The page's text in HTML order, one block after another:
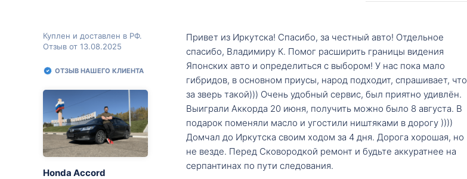
Куплен и доставлен в РФ.
Отзыв от 13.08.2025
ОТЗЫВ НАШЕГО КЛИЕНТА
Honda Accord
Привет из Иркутска! Спасибо, за честный авто! Отдельное
спасибо, Владимиру К. Помог расширить границы видения
Японских авто и определиться с выбором! У нас пока мало
гибридов, в основном приусы, народ подходит, спрашивает, что
за зверь такой))) Очень удобный сервис, был приятно удивлён.
Выиграли Аккорда 20 июня, получить можно было 8 августа. В
подарок поменяли масло и угостили ништяками в дорогу ))))
Домчал до Иркутска своим ходом за 4 дня. Дорога хорошая, но
не везде. Перед Сковородкой ремонт и будьте аккуратнее на
серпантинах по пути следования.